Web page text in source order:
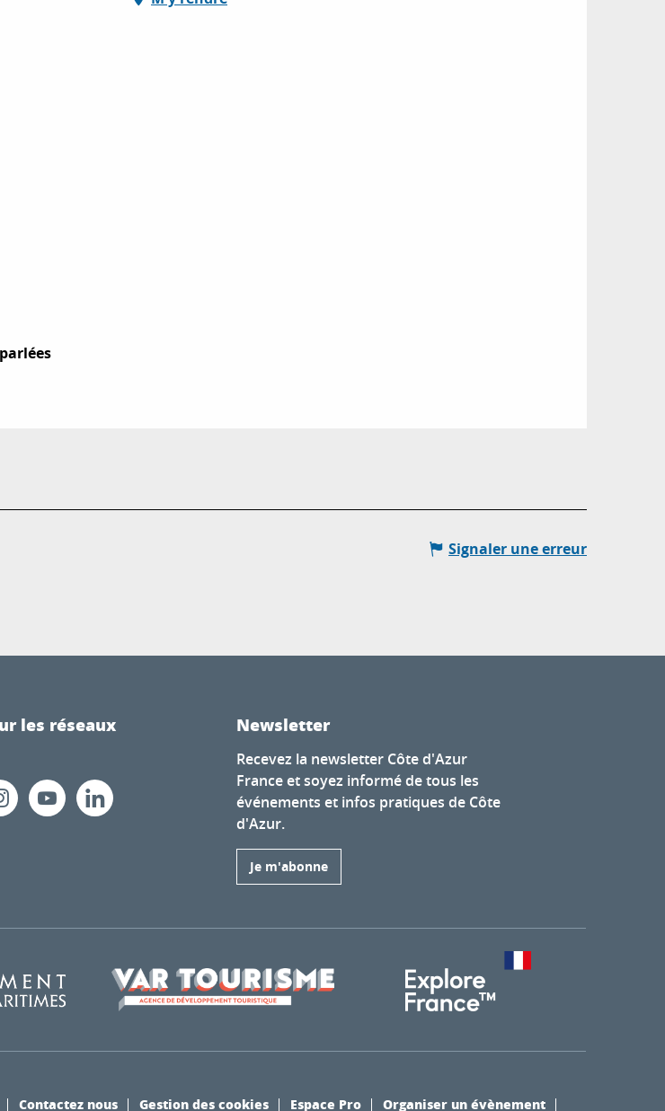
Signaler une erreur
les réseaux
Newsletter
Recevez la newsletter Côte d'Azur
France et soyez informé de tous les
événements et infos pratiques de Côte
d'Azur.
Je m'abonne
Contactez nous Gestion des cookies Espace Pro Organiser un évènement